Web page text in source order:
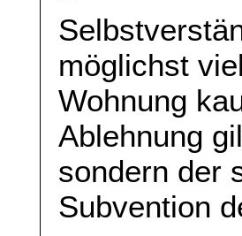
möglichst
Wohnung
Ablehnung
sondern der
Subvention